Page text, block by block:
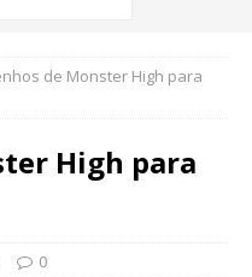
de Monster High para
High para
0